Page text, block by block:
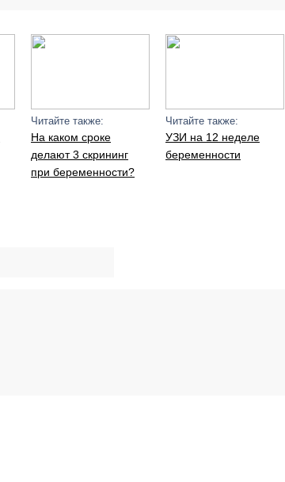
Читайте также:
На каком сроке
делают 3 скрининг
при беременности?
Читайте также:
УЗИ на 12 неделе
беременности